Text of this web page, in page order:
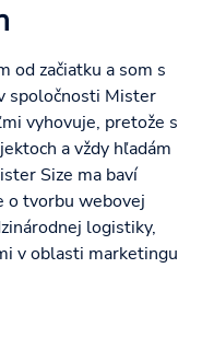
od začiatku a som s
spoločnosti Mister
vyhovuje, pretože s
a vždy hľadám
Size ma baví
o tvorbu webovej
logistiky,
v oblasti marketingu